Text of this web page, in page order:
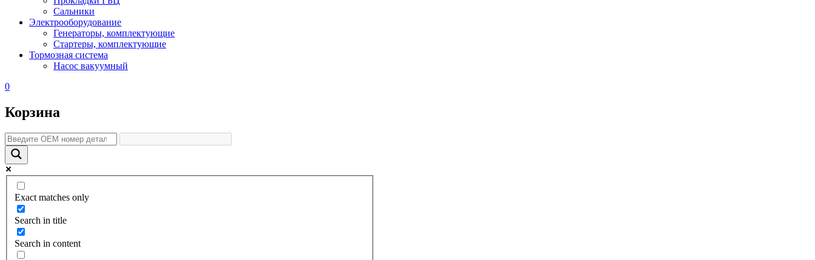
Сальники
Электрооборудование
Генераторы, комплектующие
Стартеры, комплектующие
Тормозная система
Насос вакуумный
0
Корзина
Exact matches only
Search in title
Search in content